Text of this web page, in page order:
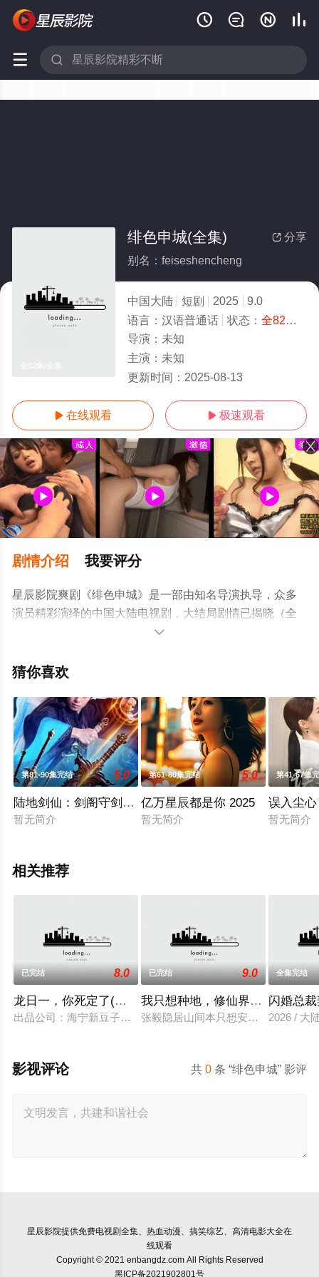
   
 
 分享
绯色申城(全集)
别名：feiseshencheng
中国大陆 短剧 2025
9.0
语言： 汉语普通话 状态： 全82集
导演： 未知
主演： 未知
更新时间： 2025-08-13
 在线观看  极速观看
剧情介绍 我要评分
星辰影院爽剧《绯色申城》是一部由知名导演执导，众多
演员精彩演绎的中国大陆电视剧，大结局剧情已揭晓（全
82集），手机免费观看高清未删减完整版电视剧全集就上
或剧情网等平台了解。

猜你喜欢
第81-90集完结 5.0
陆地剑仙：剑阁守剑八十年
暂无简介
第61-80集完结 5.0
亿万星辰都是你 2025
暂无简介
第41-67集
误入尘心
暂无简介
相关推荐
已完结 8.0
龙日一，你死定了(短剧)
出品公司：海宁新豆子影视传媒有限公司、北京九和龙胜文化
已完结 9.0
我只想种地，修仙界却奉我为神
张毅隐居山间本只想安静度日，直到
全集完结
闪婚总
2026 / 大
共0 条 “绯色申城” 影评
影视评论
星辰影院提供免费电视剧全集、热血动漫、搞笑综艺、高清电影大全在
线观看
Copyright © 2021 enbangdz.com All Rights Reserved
黑ICP备2021902801号